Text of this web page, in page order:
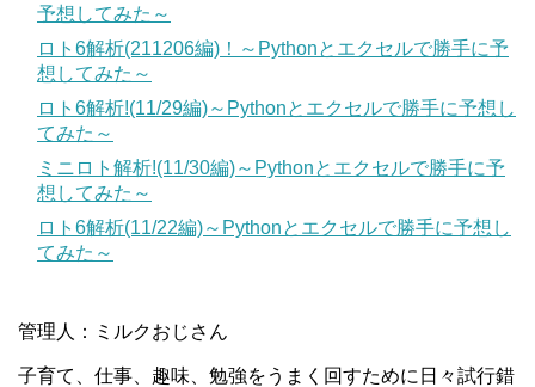
予想してみた～
ロト6解析(211206編)！～Pythonとエクセルで勝手に予
想してみた～
ロト6解析!(11/29編)～Pythonとエクセルで勝手に予想し
てみた～
ミニロト解析!(11/30編)～Pythonとエクセルで勝手に予
想してみた～
ロト6解析(11/22編)～Pythonとエクセルで勝手に予想し
てみた～
管理人：ミルクおじさん
子育て、仕事、趣味、勉強をうまく回すために日々試行錯